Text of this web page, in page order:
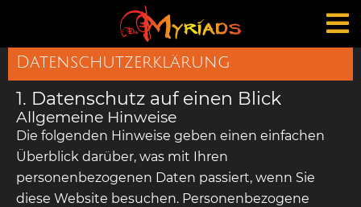
Datenschutzerklärung
1. Datenschutz auf einen Blick
Allgemeine Hinweise
Die folgenden Hinweise geben einen einfachen
Überblick darüber, was mit Ihren
personenbezogenen Daten passiert, wenn Sie
diese Website besuchen. Personenbezogene